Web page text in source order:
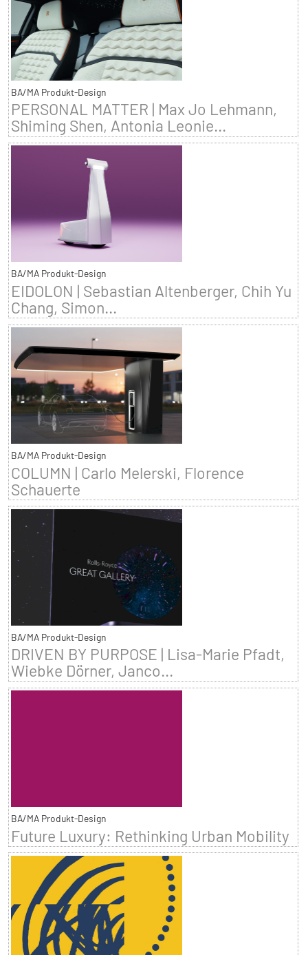
BA/MA Produkt-Design
PERSONAL MATTER | Max Jo Lehmann,
Shiming Shen, Antonia Leonie...
BA/MA Produkt-Design
EIDOLON | Sebastian Altenberger, Chih Yu
Chang, Simon...
BA/MA Produkt-Design
COLUMN | Carlo Melerski, Florence
Schauerte
BA/MA Produkt-Design
DRIVEN BY PURPOSE | Lisa-Marie Pfadt,
Wiebke Dörner, Janco...
BA/MA Produkt-Design
Future Luxury: Rethinking Urban Mobility